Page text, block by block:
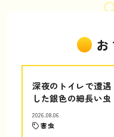
深夜のトイレで遭遇
した銀色の細長い虫
2026.08.06
害虫